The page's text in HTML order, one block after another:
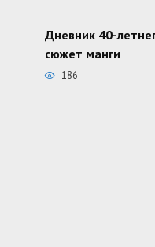
Дневник 40-
сюжет манги
186